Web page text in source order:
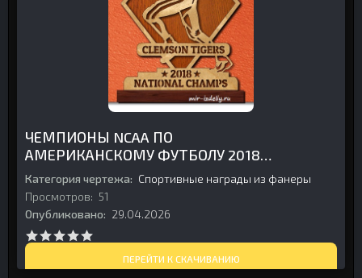
ЧЕМПИОНЫ NCAA ПО
АМЕРИКАНСКОМУ ФУТБОЛУ 2018
ГОДА — «КЛЕМСОН ТАЙГЕРС» ИЗ
ФАНЕРЫ
Категория чертежа: Спортивные награды из фанеры
Просмотров: 51
Опубликовано: 29.04.2026
ПЕРЕЙТИ К СКАЧИВАНИЮ